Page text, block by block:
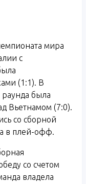
мира
с
(1:1). В
раунда была
Вьетнамом (7:0).
со сборной
в плей-офф.
со счетом
владела